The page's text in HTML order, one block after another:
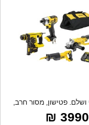
פטישון, מסור חרב,
משחזת,
3990 ₪